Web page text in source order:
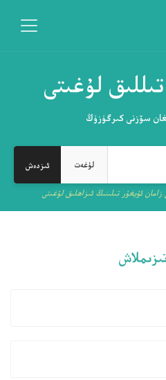
لۇغىتى
سۆزنى كىرگۈزۈڭ
لۇغەت
زامان ئۇيغۇر تىلىنىڭ ئىزاھلىق لۇغىتى